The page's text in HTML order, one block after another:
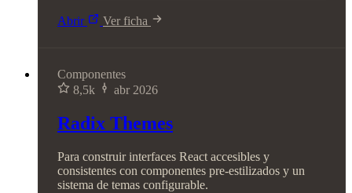
Abrir Ver ficha
Componentes
8,5k
abr 2026
Radix Themes
Para construir interfaces React accesibles y
consistentes con componentes pre-estilizados y un
sistema de temas configurable.